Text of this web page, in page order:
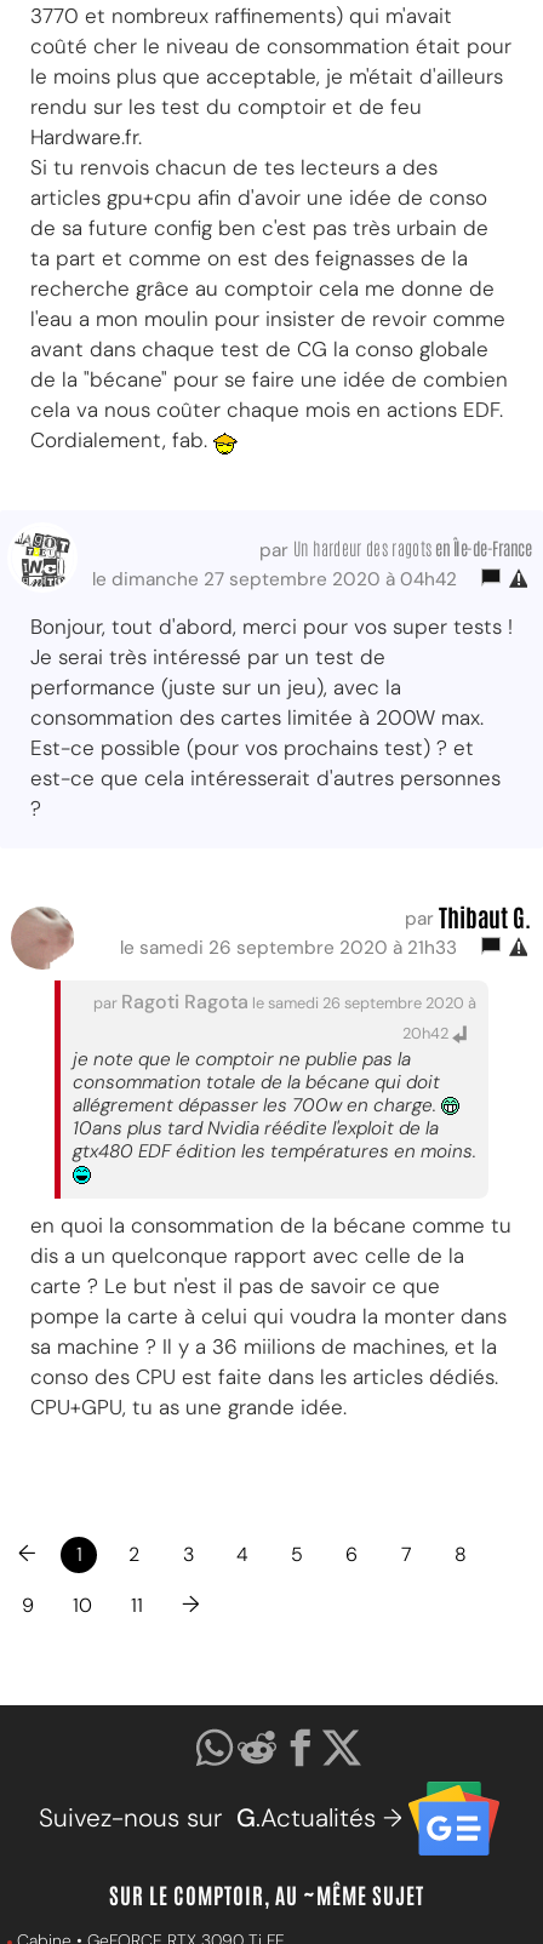
3770 et nombreux raffinements) qui m'avait
coûté cher le niveau de consommation était pour
le moins plus que acceptable, je m'était d'ailleurs
rendu sur les test du comptoir et de feu
Hardware.fr.
Si tu renvois chacun de tes lecteurs a des
articles gpu+cpu afin d'avoir une idée de conso
de sa future config ben c'est pas très urbain de
ta part et comme on est des feignasses de la
recherche grâce au comptoir cela me donne de
l'eau a mon moulin pour insister de revoir comme
avant dans chaque test de CG la conso globale
de la "bécane" pour se faire une idée de combien
cela va nous coûter chaque mois en actions EDF.
Cordialement, fab.
par Un hardeur des ragots en Île-de-France
le dimanche 27 septembre 2020 à 04h42
Bonjour, tout d'abord, merci pour vos super tests !
Je serai très intéressé par un test de
performance (juste sur un jeu), avec la
consommation des cartes limitée à 200W max.
Est-ce possible (pour vos prochains test) ? et
est-ce que cela intéresserait d'autres personnes
?
par Thibaut G.
le samedi 26 septembre 2020 à 21h33
par Ragoti Ragota le samedi 26 septembre 2020 à
20h42
je note que le comptoir ne publie pas la
consommation totale de la bécane qui doit
allégrement dépasser les 700w en charge.
10ans plus tard Nvidia réédite l'exploit de la
gtx480 EDF édition les températures en moins.
en quoi la consommation de la bécane comme tu
dis a un quelconque rapport avec celle de la
carte ? Le but n'est il pas de savoir ce que
pompe la carte à celui qui voudra la monter dans
sa machine ? Il y a 36 miilions de machines, et la
conso des CPU est faite dans les articles dédiés.
CPU+GPU, tu as une grande idée.
← 1 2 3 4 5 6 7
8
9
10 11 →
Suivez-nous sur G.Actualités →
SUR LE COMPTOIR, AU ~MÊME SUJET